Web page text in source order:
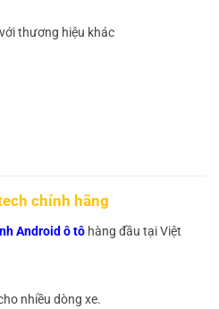
thương hiệu khác
chính hãng
Android ô tô hàng đầu tại Việt
nhiều dòng xe.